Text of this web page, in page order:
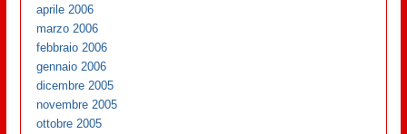
aprile 2006
marzo 2006
febbraio 2006
gennaio 2006
dicembre 2005
novembre 2005
ottobre 2005